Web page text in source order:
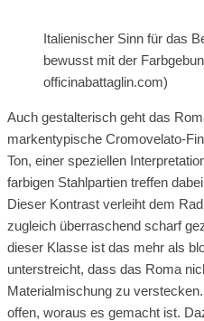
Italienischer Sinn für das
bewusst mit der
officinabattaglin.com)
Auch gestalterisch geht das
markentypische Cromovelato-
Ton, einer speziellen
farbigen Stahlpartien treffen
Dieser Kontrast verleiht dem
zugleich überraschend scharf
dieser Klasse ist das mehr als
unterstreicht, dass das Roma
Materialmischung zu
offen, woraus es gemacht ist.